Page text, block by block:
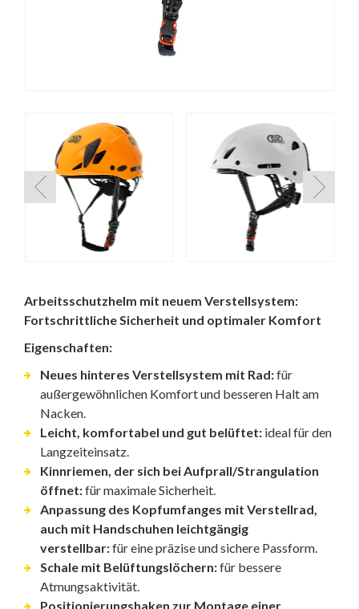
Arbeitsschutzhelm mit neuem Verstellsystem:
Fortschrittliche Sicherheit und optimaler Komfort
Eigenschaften:
Neues hinteres Verstellsystem mit Rad:für
außergewöhnlichen Komfort und besseren Halt am
Nacken.
Leicht, komfortabel und gut belüftet: ideal für den
Langzeiteinsatz.
Kinnriemen, der sich bei Aufprall/Strangulation
öffnet:für maximale Sicherheit.
Anpassung des Kopfumfanges mit Verstellrad,
auch mit Handschuhen leichtgängig
verstellbar:für eine präzise und sichere Passform.
Schale mit Belüftungslöchern:für bessere
Atmungsaktivität.
Positionierungshaken zur Montage einer